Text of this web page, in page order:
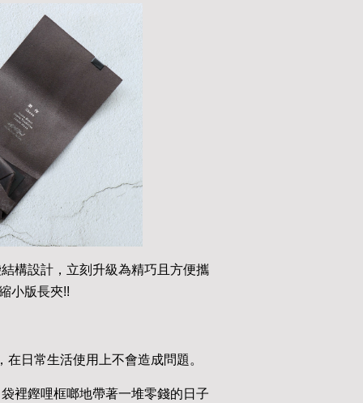
構設計，立刻升級為精巧且方便攜
小版長夾!!
日常生活使用上不會造成問題。
裡鏗哩框啷地帶著一堆零錢的日子